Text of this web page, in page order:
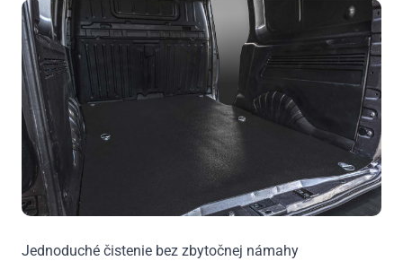
Jednoduché čistenie bez zbytočnej námahy